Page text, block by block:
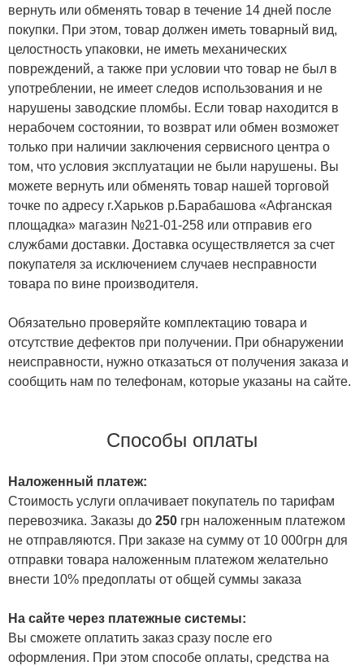
вернуть или обменять товар в течение 14 дней после
покупки. При этом, товар должен иметь товарный вид,
целостность упаковки, не иметь механических
повреждений, а также при условии что товар не был в
употреблении, не имеет следов использования и не
нарушены заводские пломбы. Если товар находится в
нерабочем состоянии, то возврат или обмен возможет
только при наличии заключения сервисного центра о
том, что условия эксплуатации не были нарушены. Вы
можете вернуть или обменять товар нашей торговой
точке по адресу г.Харьков р.Барабашова «Афганская
площадка» магазин №21-01-258 или отправив его
службами доставки. Доставка осуществляется за счет
покупателя за исключением случаев несправности
товара по вине производителя.
Обязательно проверяйте комплектацию товара и
отсутствие дефектов при получении. При обнаружении
неисправности, нужно отказаться от получения заказа и
сообщить нам по телефонам, которые указаны на сайте.
Способы оплаты
Наложенный платеж:
Стоимость услуги оплачивает покупатель по тарифам
перевозчика. Заказы до 250 грн наложенным платежом
не отправляются. При заказе на сумму от 10 000грн для
отправки товара наложенным платежом желательно
внести 10% предоплаты от общей суммы заказа
На сайте через платежные системы:
Вы сможете оплатить заказ сразу после его
оформления. При этом способе оплаты, средства на